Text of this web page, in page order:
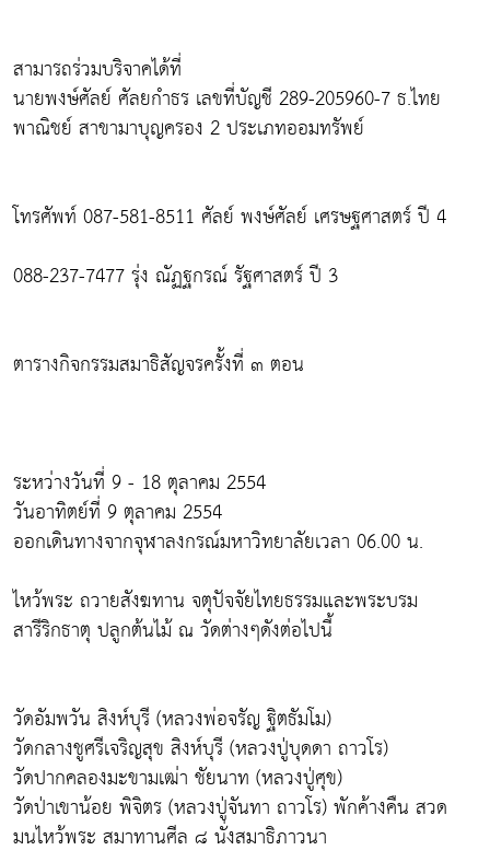
สามารถร่วมบริจาคได้ที่
นายพงษ์ศัลย์ ศัลยกำธร เลขที่บัญชี 289-205960-7 ธ.ไทย
พาณิชย์ สาขามาบุญครอง 2 ประเภทออมทรัพย์
โทรศัพท์ 087-581-8511 ศัลย์ พงษ์ศัลย์ เศรษฐศาสตร์ ปี 4
088-237-7477 รุ่ง ณัฏฐกรณ์ รัฐศาสตร์ ปี 3
ตารางกิจกรรมสมาธิสัญจรครั้งที่ ๓ ตอน
ระหว่างวันที่ 9 - 18 ตุลาคม 2554
วันอาทิตย์ที่ 9 ตุลาคม 2554
ออกเดินทางจากจุฬาลงกรณ์มหาวิทยาลัยเวลา 06.00 น.
ไหว้พระ ถวายสังฆทาน จตุปัจจัยไทยธรรมและพระบรม
สารีริกธาตุ ปลูกต้นไม้ ณ วัดต่างๆดังต่อไปนี้
วัดอัมพวัน สิงห์บุรี (หลวงพ่อจรัญ ฐิตธัมโม)
วัดกลางชูศรีเจริญสุข สิงห์บุรี (หลวงปู่บุดดา ถาวโร)
วัดปากคลองมะขามเฒ่า ชัยนาท (หลวงปู่ศุข)
วัดป่าเขาน้อย พิจิตร (หลวงปู่จันทา ถาวโร) พักค้างคืน สวด
มนไหว้พระ สมาทานศีล ๘ นั่งสมาธิภาวนา